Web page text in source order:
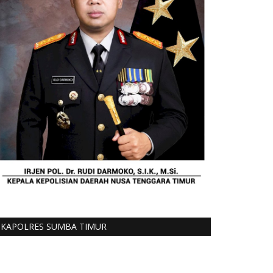
KAPOLRES SUMBA TIMUR